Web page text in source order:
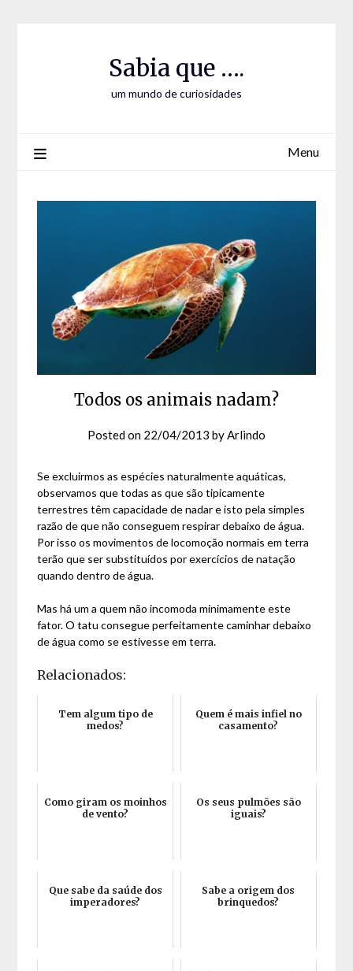
Sabia que ….
um mundo de curiosidades
Menu
Todos os animais nadam?
Posted on 22/04/2013 byArlindo
Se excluirmos as espécies naturalmente aquáticas,
observamos que todas as que são tipicamente
terrestres têm capacidade de nadar e isto pela simples
razão de que não conseguem respirar debaixo de água.
Por isso os movimentos de locomoção normais em terra
terão que ser substituídos por exercícios de natação
quando dentro de água.
Mas há um a quem não incomoda minimamente este
fator. O tatu consegue perfeitamente caminhar debaixo
de água como se estivesse em terra.
Relacionados:
Tem algum tipo de
medos?
Quem é mais infiel no
casamento?
Como giram os moinhos
de vento?
Os seus pulmões são
iguais?
Que sabe da saúde dos
imperadores?
Sabe a origem dos
brinquedos?